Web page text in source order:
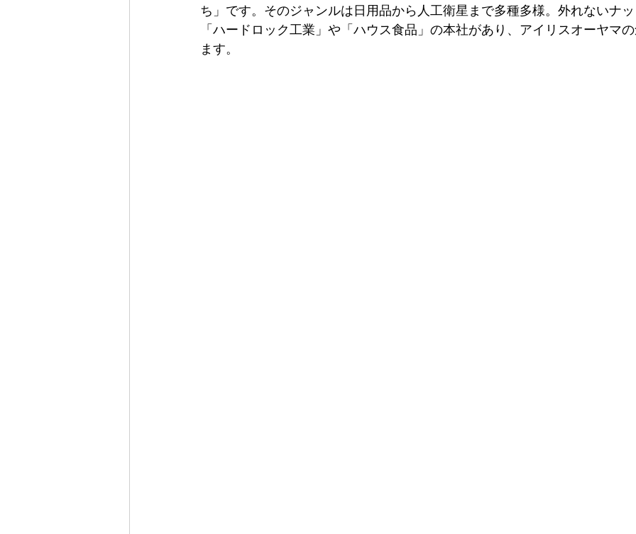
ち」です。そのジャンルは日用品から人工衛星まで多種多様。外れないナ
「ハードロック工業」や「ハウス食品」の本社があり、アイリスオーヤマ
ます。